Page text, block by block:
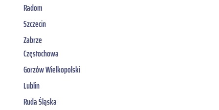
Radom
Szczecin
Zabrze
Częstochowa
Gorzów Wielkopolski
Lublin
Ruda Śląska